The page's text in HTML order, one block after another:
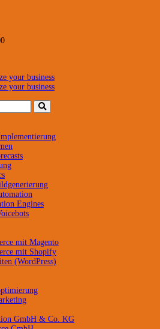
Engines
mit Magento
mit Shopify
(WordPress)
GmbH & Co. KG